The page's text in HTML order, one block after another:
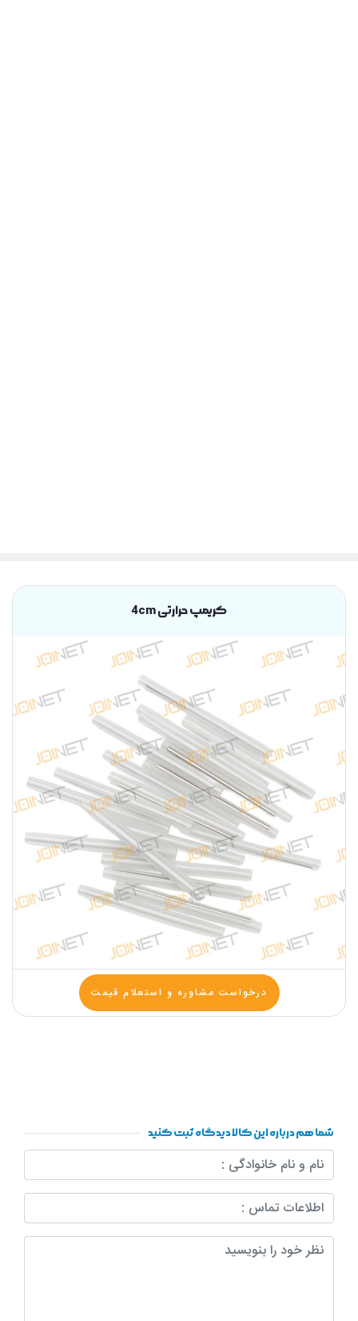
کریمپ حرارتی 4cm
درخواست مشاوره و استعلام قیمت
شما هم درباره این کالا دیدگاه ثبت کنید